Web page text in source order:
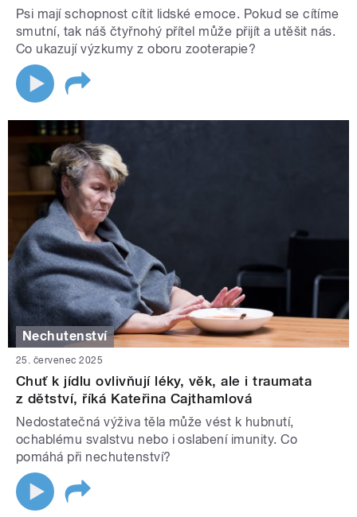
Psi mají schopnost cítit lidské emoce. Pokud se cítíme
smutní, tak náš čtyřnohý přítel může přijít a utěšit nás.
Co ukazují výzkumy z oboru zooterapie?
Nechutenství
25. červenec 2025
Chuť k jídlu ovlivňují léky, věk, ale i traumata
z dětství, říká Kateřina Cajthamlová
Nedostatečná výživa těla může vést k hubnutí,
ochablému svalstvu nebo i oslabení imunity. Co
pomáhá při nechutenství?